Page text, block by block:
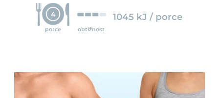
4
porce obtížnost
1045 kJ / porce